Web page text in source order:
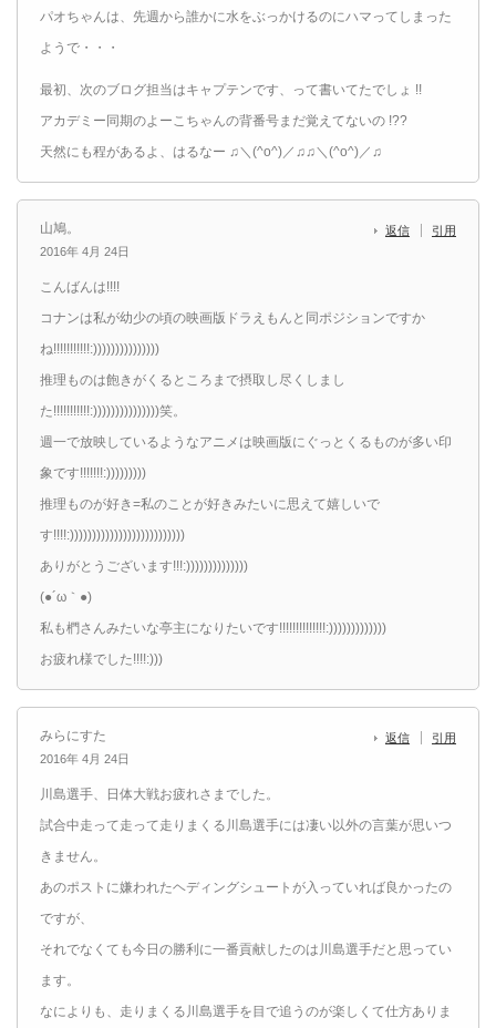
パオちゃんは、先週から誰かに水をぶっかけるのにハマってしまった
ようで・・・
最初、次のブログ担当はキャプテンです、って書いてたでしょ !!
アカデミー同期のよーこちゃんの背番号まだ覚えてないの !??
天然にも程があるよ、はるなー ♫＼(^o^)／♫♫＼(^o^)／♫
山鳩。
2016年 4月 24日
返信 引用
こんばんは!!!!
コナンは私が幼少の頃の映画版ドラえもんと同ポジションですか
ね!!!!!!!!!!!:)))))))))))))))
推理ものは飽きがくるところまで摂取し尽くしまし
た!!!!!!!!!!!:)))))))))))))))笑。
週一で放映しているようなアニメは映画版にぐっとくるものが多い印
象です!!!!!!!:)))))))))
推理ものが好き=私のことが好きみたいに思えて嬉しいで
す!!!!:))))))))))))))))))))))))))
ありがとうございます!!!:))))))))))))))
(●´ω｀●)ゞ
私も椚さんみたいな亭主になりたいです!!!!!!!!!!!!!!:)))))))))))))
お疲れ様でした!!!!:)))
みらにすた
2016年 4月 24日
返信 引用
川島選手、日体大戦お疲れさまでした。
試合中走って走って走りまくる川島選手には凄い以外の言葉が思いつ
きません。
あのポストに嫌われたヘディングシュートが入っていれば良かったの
ですが、
それでなくても今日の勝利に一番貢献したのは川島選手だと思ってい
ます。
なによりも、走りまくる川島選手を目で追うのが楽しくて仕方ありま